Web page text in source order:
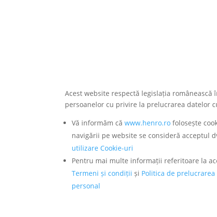
Acest website respectă legislația
persoanelor cu privire la prelucrarea datelor
Vă informăm căwww.henro.ro folosește
navigării pe website se consideră acceptul
utilizare Cookie-uri
Pentru mai multe informații referitoare la
Termeni și condiții și Politica de
personal